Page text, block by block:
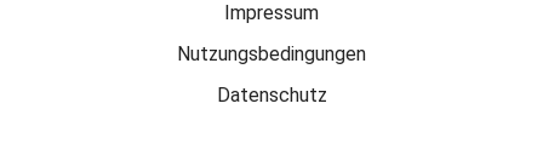
Impressum
Nutzungsbedingungen
Datenschutz